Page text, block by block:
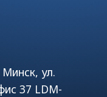
Минск, ул.
37 LDM-